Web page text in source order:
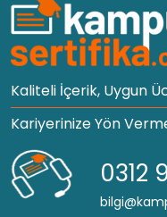
Kaliteli İçerik, Uygun
Kariyerinize Yön
0312